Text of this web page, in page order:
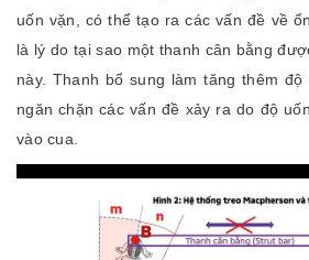
uốn vặn, có thể tạo ra các vấn đề về
là lý do tại sao một thanh cân bằng
này. Thanh bổ sung làm tăng thêm
ngăn chặn các vấn đề xảy ra do độ
vào cua.